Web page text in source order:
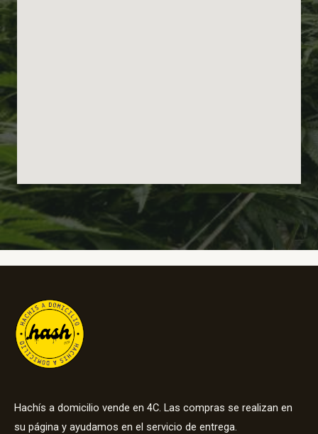
Hachís a domicilio vende en 4C. Las compras se realizan en
su página y ayudamos en el servicio de entrega.